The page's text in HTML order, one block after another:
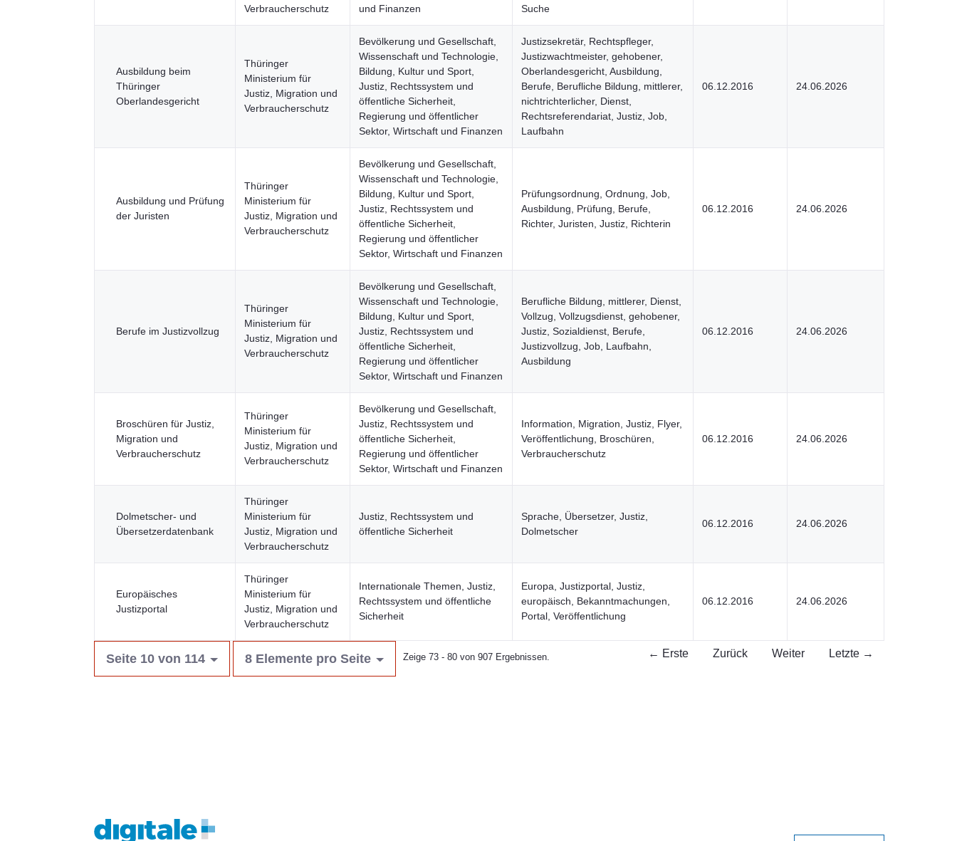
Verbraucherschutz
und Finanzen
Suche
Ausbildung beim
Thüringer
Oberlandesgericht
Thüringer
Ministerium für
Justiz, Migration und
Verbraucherschutz
Bevölkerung und Gesellschaft,
Wissenschaft und Technologie,
Bildung, Kultur und Sport,
Justiz, Rechtssystem und
öffentliche Sicherheit,
Regierung und öffentlicher
Sektor, Wirtschaft und Finanzen
Justizsekretär, Rechtspfleger,
Justizwachtmeister, gehobener,
Oberlandesgericht, Ausbildung,
Berufe, Berufliche Bildung, mittlerer,
nichtrichterlicher, Dienst,
Rechtsreferendariat, Justiz, Job,
Laufbahn
06.12.2016 24.06.2026
Ausbildung und Prüfung
der Juristen
Thüringer
Ministerium für
Justiz, Migration und
Verbraucherschutz
Bevölkerung und Gesellschaft,
Wissenschaft und Technologie,
Bildung, Kultur und Sport,
Justiz, Rechtssystem und
öffentliche Sicherheit,
Regierung und öffentlicher
Sektor, Wirtschaft und Finanzen
Prüfungsordnung, Ordnung, Job,
Ausbildung, Prüfung, Berufe,
Richter, Juristen, Justiz, Richterin
06.12.2016 24.06.2026
Berufe im Justizvollzug
Thüringer
Ministerium für
Justiz, Migration und
Verbraucherschutz
Bevölkerung und Gesellschaft,
Wissenschaft und Technologie,
Bildung, Kultur und Sport,
Justiz, Rechtssystem und
öffentliche Sicherheit,
Regierung und öffentlicher
Sektor, Wirtschaft und Finanzen
Berufliche Bildung, mittlerer, Dienst,
Vollzug, Vollzugsdienst, gehobener,
Justiz, Sozialdienst, Berufe,
Justizvollzug, Job, Laufbahn,
Ausbildung
06.12.2016 24.06.2026
Broschüren für Justiz,
Migration und
Verbraucherschutz
Thüringer
Ministerium für
Justiz, Migration und
Verbraucherschutz
Bevölkerung und Gesellschaft,
Justiz, Rechtssystem und
öffentliche Sicherheit,
Regierung und öffentlicher
Sektor, Wirtschaft und Finanzen
Information, Migration, Justiz, Flyer,
Veröffentlichung, Broschüren,
Verbraucherschutz
06.12.2016 24.06.2026
Dolmetscher- und
Übersetzerdatenbank
Thüringer
Ministerium für
Justiz, Migration und
Verbraucherschutz
Justiz, Rechtssystem und
öffentliche Sicherheit
Sprache, Übersetzer, Justiz,
Dolmetscher
06.12.2016 24.06.2026
Europäisches
Justizportal
Thüringer
Ministerium für
Justiz, Migration und
Verbraucherschutz
Internationale Themen, Justiz,
Rechtssystem und öffentliche
Sicherheit
Europa, Justizportal, Justiz,
europäisch, Bekanntmachungen,
Portal, Veröffentlichung
06.12.2016 24.06.2026
Seite 10 von 114 8 Elemente pro Seite Zeige 73 - 80 von 907 Ergebnissen. ← Erste Zurück Weiter Letzte →